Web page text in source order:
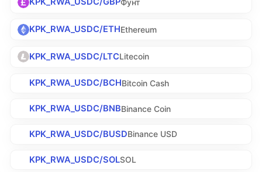
KPK_RWA_USDC/ETHEthereum
KPK_RWA_USDC/LTCLitecoin
KPK_RWA_USDC/BCHBitcoin Cash
KPK_RWA_USDC/BNBBinance Coin
KPK_RWA_USDC/BUSDBinance USD
KPK_RWA_USDC/SOLSOL